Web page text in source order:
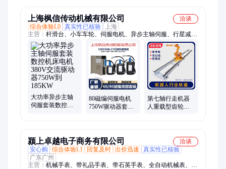
上海枫信传动机械有限公司
洽谈
综合体验L0 真实性已核验
上海
主营： 杆滑台、小车车轮、伺服电机、异步主轴伺服、行星减速
机、丝杆升降机、伺服电动缸、蜗轮减速机、同步带滑台、齿轮
齿条模组、专用蜗轮减速器
大功率异步主轴
伺服套装数控机
80磁编伺服电机
750W驱动器套装
第七轴行走机器
人重载型齿轮齿
颍上卓越电子商务有限公司
洽谈
安心购
综合体验L1 回复及时 出价迅速
真实性已核验
广东广州
主营： 机械手表、带礼品手表、带石英手表、全自动机械表、机